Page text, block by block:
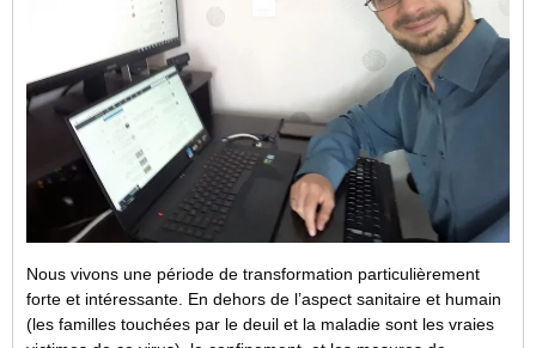
Nous vivons une période de transformation particulièrement
forte et intéressante. En dehors de l’aspect sanitaire et humain
(les familles touchées par le deuil et la maladie sont les vraies